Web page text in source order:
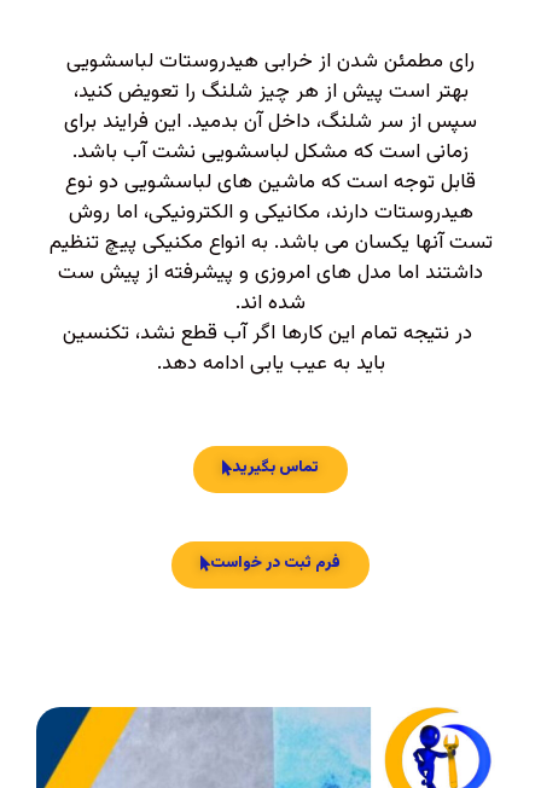
رای مطمئن شدن از خرابی هیدروستات لباسشویی
بهتر است پیش از هر چیز شلنگ را تعویض کنید،
سپس از سر شلنگ، داخل آن بدمید. این فرایند برای
زمانی است که مشکل لباسشویی نشت آب باشد.
قابل توجه است که ماشین های لباسشویی دو نوع
هیدروستات دارند، مکانیکی و الکترونیکی، اما روش
تست آنها یکسان می باشد. به انواع مکنیکی پیچ تنظیم
داشتند اما مدل های امروزی و پیشرفته از پیش ست
شده اند.
در نتیجه تمام این کارها اگر آب قطع نشد، تکنسین
باید به عیب یابی ادامه دهد.
تماس بگیرید
فرم ثبت در خواست